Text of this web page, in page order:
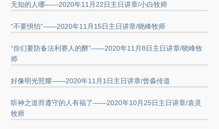
无知的人哪——2020年11月22日主日讲章/小白牧师
“不要惧怕”——2020年11月15日主日讲章/晓峰牧师
“你们要防备法利赛人的酵”——2020年11月8日主日讲章/晓峰牧
师
好像明光照耀——2020年11月1日主日讲章/曾淼传道
听神之道而遵守的人有福了——2020年10月25日主日讲章/袁灵
牧师